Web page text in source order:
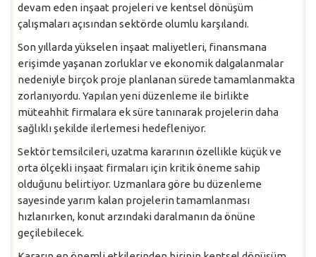
devam eden inşaat projeleri ve kentsel dönüşüm
çalışmaları açısından sektörde olumlu karşılandı.
Son yıllarda yükselen inşaat maliyetleri, finansmana
erişimde yaşanan zorluklar ve ekonomik dalgalanmalar
nedeniyle birçok proje planlanan sürede tamamlanmakta
zorlanıyordu. Yapılan yeni düzenleme ile birlikte
müteahhit firmalara ek süre tanınarak projelerin daha
sağlıklı şekilde ilerlemesi hedefleniyor.
Sektör temsilcileri, uzatma kararının özellikle küçük ve
orta ölçekli inşaat firmaları için kritik öneme sahip
olduğunu belirtiyor. Uzmanlara göre bu düzenleme
sayesinde yarım kalan projelerin tamamlanması
hızlanırken, konut arzındaki daralmanın da önüne
geçilebilecek.